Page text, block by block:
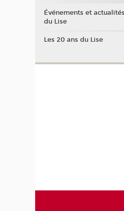
Événements et actualités
du Lise
Les 20 ans du Lise